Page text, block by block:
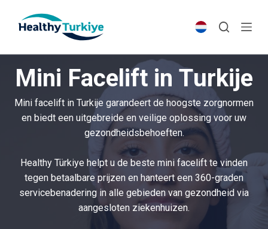
p
o
c
Mini Facelift in Turkije
Mini facelift in Turkije garandeert de hoogste zorgnormen
en biedt een uitgebreide en veilige oplossing voor uw
gezondheidsbehoeften.
Healthy Türkiye helpt u de beste mini facelift te vinden
tegen betaalbare prijzen en hanteert een 360-graden
servicebenadering in alle gebieden van gezondheid via
aangesloten ziekenhuizen.